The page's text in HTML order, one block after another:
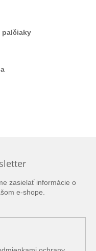
palčiaky
zasielať informácie o
e-shope.